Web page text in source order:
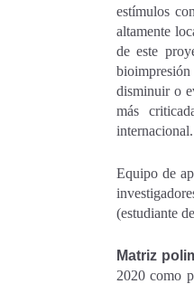
estímulos
altamente
de este
disminuir o
más
internacional.
Equipo de
(estudiante
Matriz
2020 como